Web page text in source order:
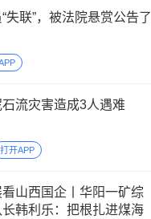
失联”，被法院悬赏公告了
流灾害造成3人遇难
打开APP
山西国企丨华阳一矿综
韩利乐：把根扎进煤海